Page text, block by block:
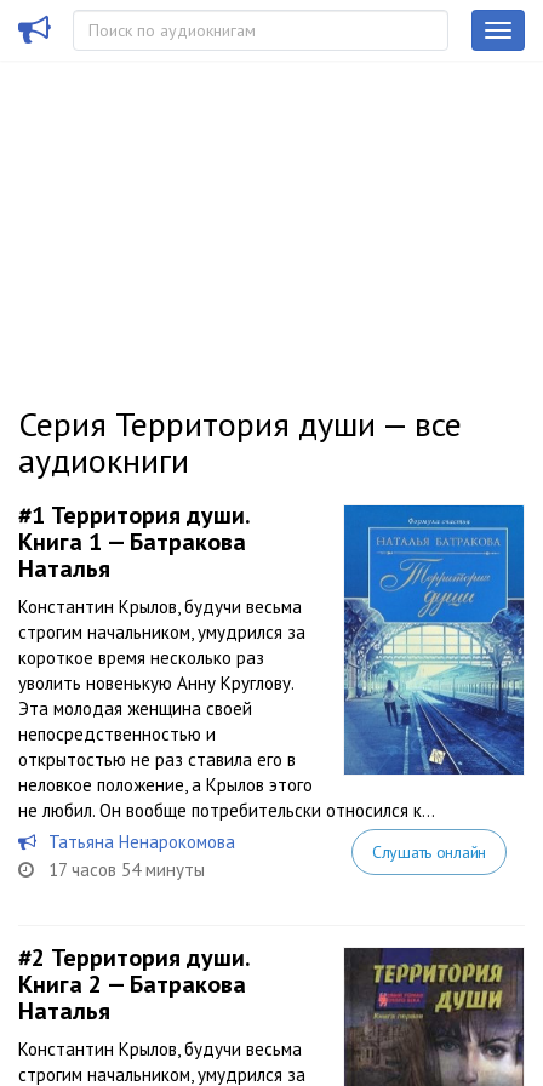
Серия Территория души — все
аудиокниги
#1 Территория души.
Книга 1 — Батракова
Наталья
Константин Крылов, будучи весьма
строгим начальником, умудрился за
короткое время несколько раз
уволить новенькую Анну Круглову.
Эта молодая женщина своей
непосредственностью и
открытостью не раз ставила его в
неловкое положение, а Крылов этого
не любил. Он вообще потребительски относился к...
Татьяна Ненарокомова
17 часов 54 минуты
Слушать онлайн
#2 Территория души.
Книга 2 — Батракова
Наталья
Константин Крылов, будучи весьма
строгим начальником, умудрился за